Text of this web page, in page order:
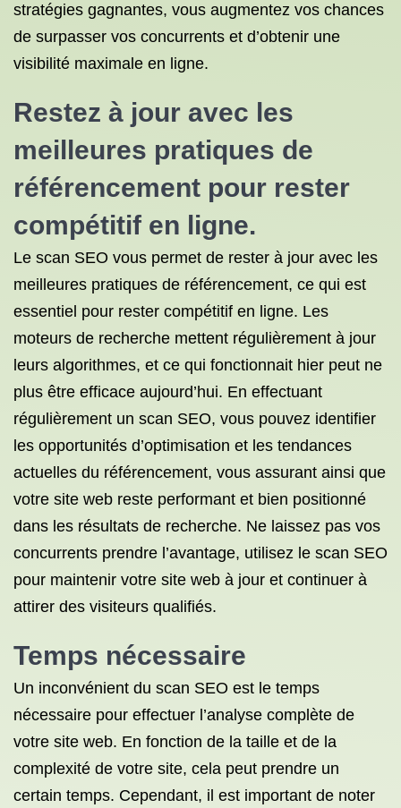
stratégies gagnantes, vous augmentez vos chances
de surpasser vos concurrents et d’obtenir une
visibilité maximale en ligne.
Restez à jour avec les
meilleures pratiques de
référencement pour rester
compétitif en ligne.
Le scan SEO vous permet de rester à jour avec les
meilleures pratiques de référencement, ce qui est
essentiel pour rester compétitif en ligne. Les
moteurs de recherche mettent régulièrement à jour
leurs algorithmes, et ce qui fonctionnait hier peut ne
plus être efficace aujourd’hui. En effectuant
régulièrement un scan SEO, vous pouvez identifier
les opportunités d’optimisation et les tendances
actuelles du référencement, vous assurant ainsi que
votre site web reste performant et bien positionné
dans les résultats de recherche. Ne laissez pas vos
concurrents prendre l’avantage, utilisez le scan SEO
pour maintenir votre site web à jour et continuer à
attirer des visiteurs qualifiés.
Temps nécessaire
Un inconvénient du scan SEO est le temps
nécessaire pour effectuer l’analyse complète de
votre site web. En fonction de la taille et de la
complexité de votre site, cela peut prendre un
certain temps. Cependant, il est important de noter